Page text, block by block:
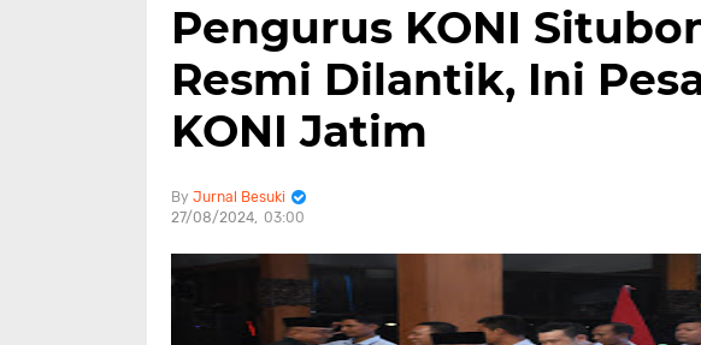
Pengurus KONI
Resmi Dilantik, Ini
KONI Jatim
Jurnal Besuki
27/08/2024 03:00